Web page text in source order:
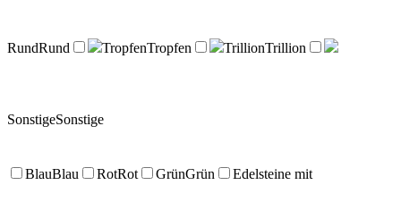
RundRund TropfenTropfen TrillionTrillion
SonstigeSonstige
BlauBlau RotRot GrünGrün Edelsteine mit